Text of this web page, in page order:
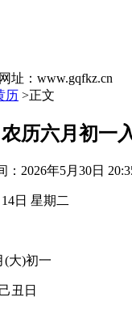
址：www.gqfkz.cn
历 >正文
历六月初一
：2026年5月30日
日 星期二
(大)初一
丑日